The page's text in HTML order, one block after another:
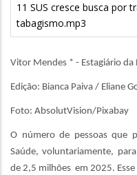
11 SUS cresce busca por
tabagismo.mp3
Vitor Mendes * - Estagiário da
Edição: Bianca Paiva / Eliane
Foto: AbsolutVision/Pixabay
O número de pessoas que
Saúde, voluntariamente,
de 2,5 milhões em 2025.